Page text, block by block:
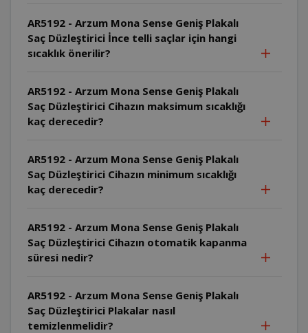
AR5192 - Arzum Mona Sense Geniş Plakalı
Saç Düzleştirici İnce telli saçlar için hangi
sıcaklık önerilir?
AR5192 - Arzum Mona Sense Geniş Plakalı
Saç Düzleştirici Cihazın maksimum sıcaklığı
kaç derecedir?
AR5192 - Arzum Mona Sense Geniş Plakalı
Saç Düzleştirici Cihazın minimum sıcaklığı
kaç derecedir?
AR5192 - Arzum Mona Sense Geniş Plakalı
Saç Düzleştirici Cihazın otomatik kapanma
süresi nedir?
AR5192 - Arzum Mona Sense Geniş Plakalı
Saç Düzleştirici Plakalar nasıl
temizlenmelidir?